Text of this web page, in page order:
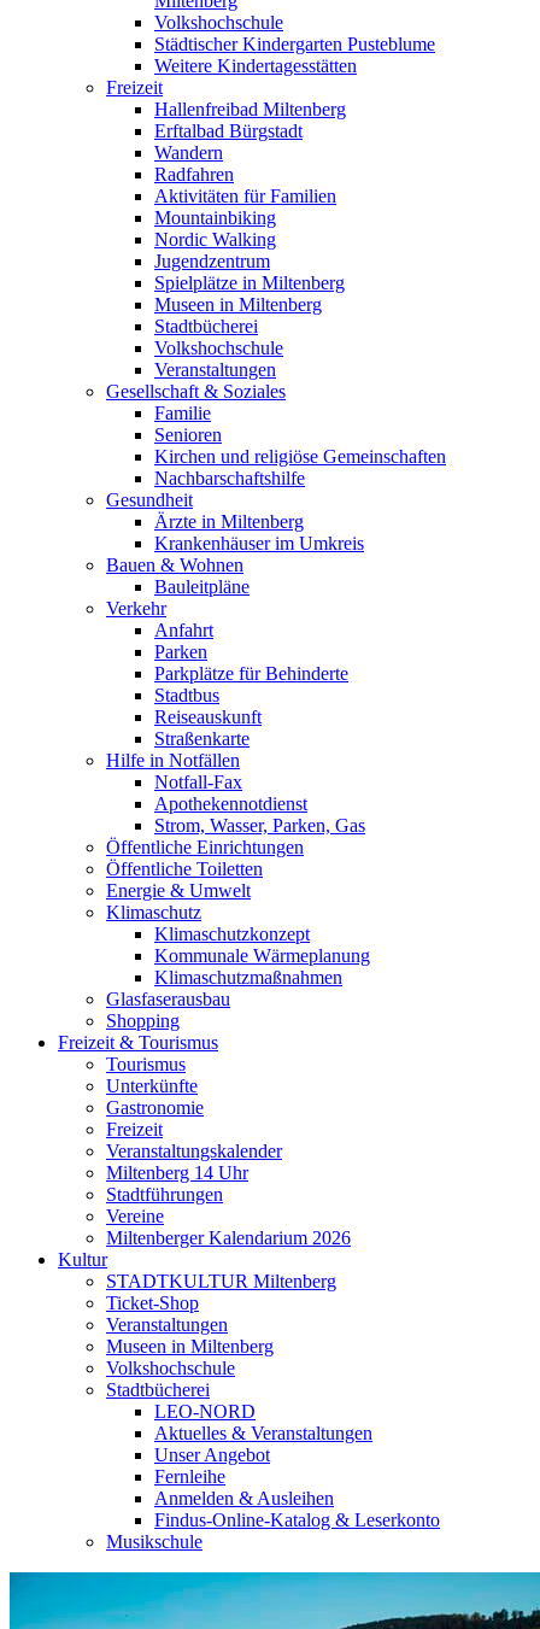
Volkshochschule
Städtischer Kindergarten Pusteblume
Weitere Kindertagesstätten
Freizeit
Hallenfreibad Miltenberg
Erftalbad Bürgstadt
Wandern
Radfahren
Aktivitäten für Familien
Mountainbiking
Nordic Walking
Jugendzentrum
Spielplätze in Miltenberg
Museen in Miltenberg
Stadtbücherei
Volkshochschule
Veranstaltungen
Gesellschaft & Soziales
Familie
Senioren
Kirchen und religiöse Gemeinschaften
Nachbarschaftshilfe
Gesundheit
Ärzte in Miltenberg
Krankenhäuser im Umkreis
Bauen & Wohnen
Bauleitpläne
Verkehr
Anfahrt
Parken
Parkplätze für Behinderte
Stadtbus
Reiseauskunft
Straßenkarte
Hilfe in Notfällen
Notfall-Fax
Apothekennotdienst
Strom, Wasser, Parken, Gas
Öffentliche Einrichtungen
Öffentliche Toiletten
Energie & Umwelt
Klimaschutz
Klimaschutzkonzept
Kommunale Wärmeplanung
Klimaschutzmaßnahmen
Glasfaserausbau
Shopping
Freizeit & Tourismus
Tourismus
Unterkünfte
Gastronomie
Freizeit
Veranstaltungskalender
Miltenberg 14 Uhr
Stadtführungen
Vereine
Miltenberger Kalendarium 2026
Kultur
STADTKULTUR Miltenberg
Ticket-Shop
Veranstaltungen
Museen in Miltenberg
Volkshochschule
Stadtbücherei
LEO-NORD
Aktuelles & Veranstaltungen
Unser Angebot
Fernleihe
Anmelden & Ausleihen
Findus-Online-Katalog & Leserkonto
Musikschule